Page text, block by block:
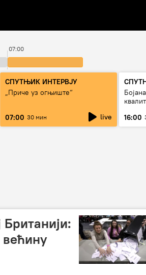
07:00
СПУТЊИК ИНТЕРВЈУ
„Приче уз огњиште“
07:00 30 мин live
16:00